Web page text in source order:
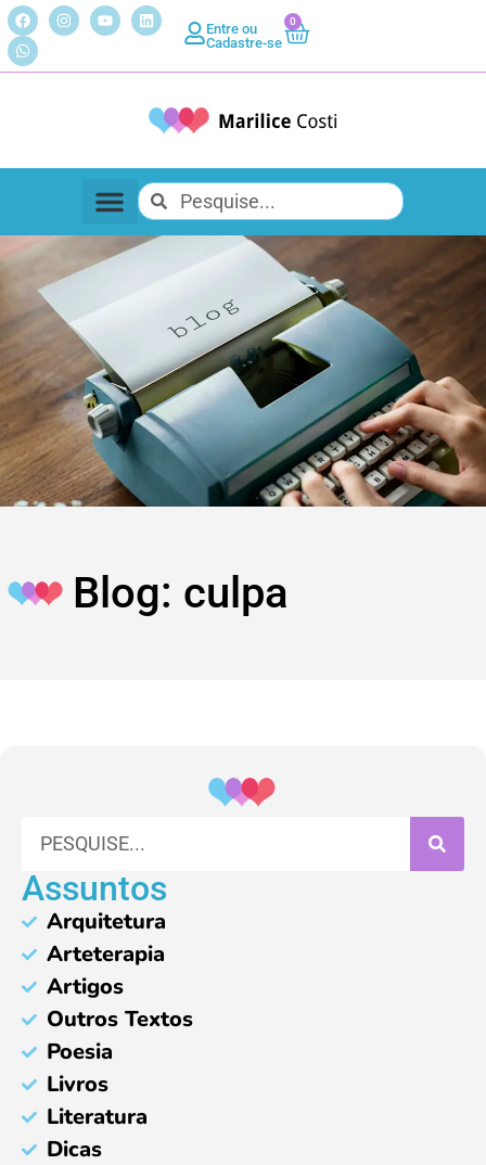
Entre ou
Cadastre-se
0
Blog: culpa
Assuntos
Arquitetura
Arteterapia
Artigos
Outros Textos
Poesia
Livros
Literatura
Dicas